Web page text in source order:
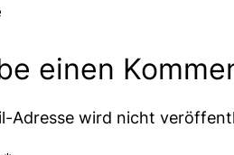
einen
Adresse wird nicht